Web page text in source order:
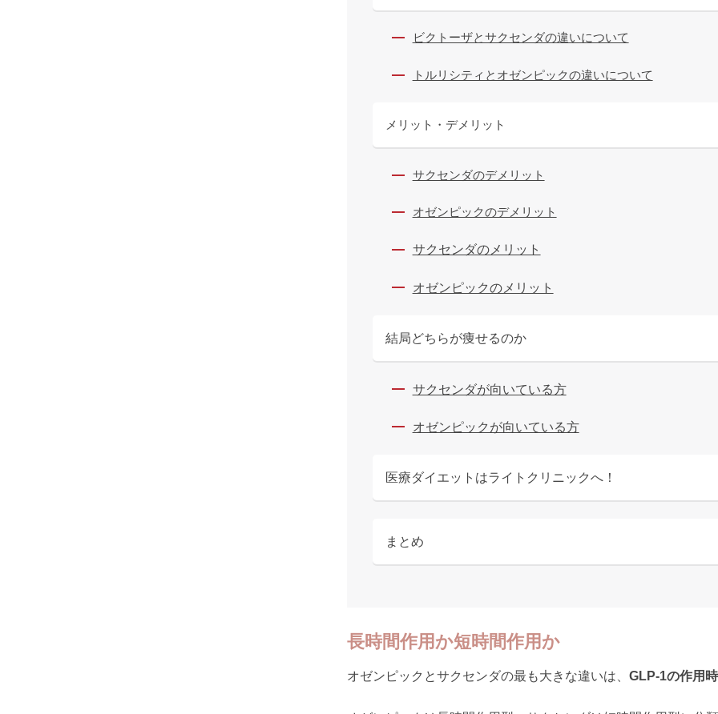
ビクトーザとサクセンダの違いについて
トルリシティとオゼンピックの違いについて
メリット・デメリット
サクセンダのデメリット
オゼンピックのデメリット
サクセンダのメリット
オゼンピックのメリット
結局どちらが痩せるのか
サクセンダが向いている方
オゼンピックが向いている方
医療ダイエットはライトクリニックへ！
まとめ
長時間作用か短時間作用か
オゼンピックとサクセンダの最も大きな違いは、 GLP-1の作用